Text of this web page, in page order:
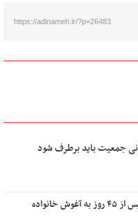
https://adlnameh.ir/?p=26483
جمعیت باید برطرف شود
گروگان ربوده‌ شده در کهنوج پس از ۴۵ روز به آغوش خانواده